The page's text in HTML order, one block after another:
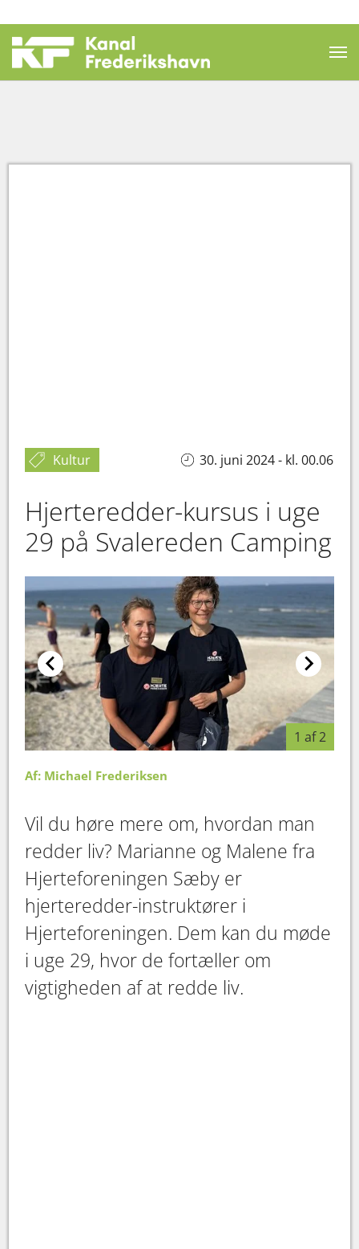
Kultur 30. juni 2024 - kl. 00.06
Hjerteredder-kursus i uge
29 på Svalereden Camping
1 af 2
Af: Michael Frederiksen
Vil du høre mere om, hvordan man
redder liv? Marianne og Malene fra
Hjerteforeningen Sæby er
hjerteredder-instruktører i
Hjerteforeningen. Dem kan du møde
i uge 29, hvor de fortæller om
vigtigheden af at redde liv.